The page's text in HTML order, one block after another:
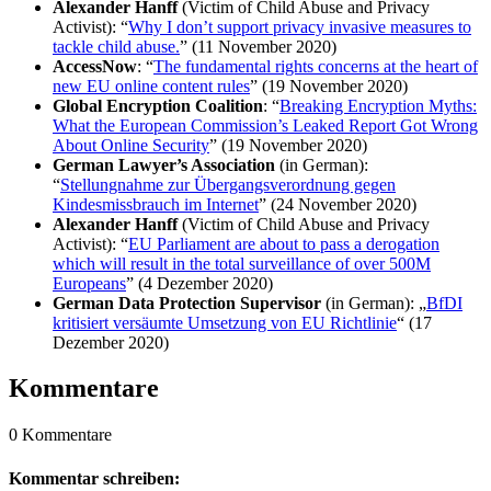
Alexander Hanff(Victim of Child Abuse and Privacy
Activist): “Why I don’t support privacy invasive measures to
tackle child abuse.” (11 November 2020)
AccessNow: “The fundamental rights concerns at the heart of
new EU online content rules” (19 November 2020)
Global Encryption Coalition: “Breaking Encryption Myths:
What the European Commission’s Leaked Report Got Wrong
About Online Security” (19 November 2020)
German Lawyer’s Association (in German):
“Stellungnahme zur Übergangsverordnung gegen
Kindesmissbrauch im Internet” (24 November 2020)
Alexander Hanff(Victim of Child Abuse and Privacy
Activist): “EU Parliament are about to pass a derogation
which will result in the total surveillance of over 500M
Europeans” (4 Dezember 2020)
German Data Protection Supervisor (in German): „BfDI
kritisiert versäumte Umsetzung von EU Richtlinie“ (17
Dezember 2020)
Kommentare
0 Kommentare
Kommentar schreiben: